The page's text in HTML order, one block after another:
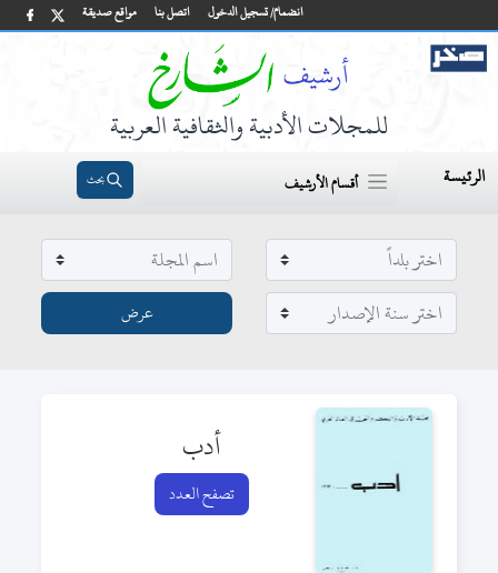
مواقع صديقة اتصل بنا انضمام/ تسجيل الدخول
للمجلات الأدبية والثقافية العربية
الرئيسة أقسام الأرشيف بحث
أدب
تصفح العدد